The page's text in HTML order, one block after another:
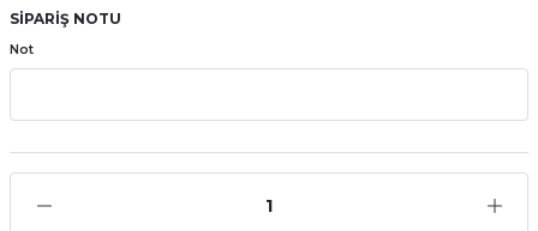
Pili
SİPARİŞ NOTU
Not